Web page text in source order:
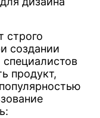
строго
создании
продукт,